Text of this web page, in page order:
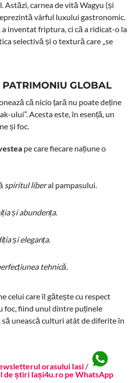
Astăzi, carnea de vită Wagyu (și
vârful luxului gastronomic.
inventat friptura, ci că a ridicat-o la
selectivă și o textură care „se
GLOBAL
că nicio țară nu poate deține
ului”. Acesta este, în esență, un
și foc.
pe care fiecare națiune o
spiritul liberal pampasului.
și abundența.
și eleganța.
tehnică.
celui care îl gătește cu respect
foc, fiind unul dintre puținele
să unească culturi atât de diferite în
orasului Iasi /
de știri Iași4u.ro pe WhatsApp